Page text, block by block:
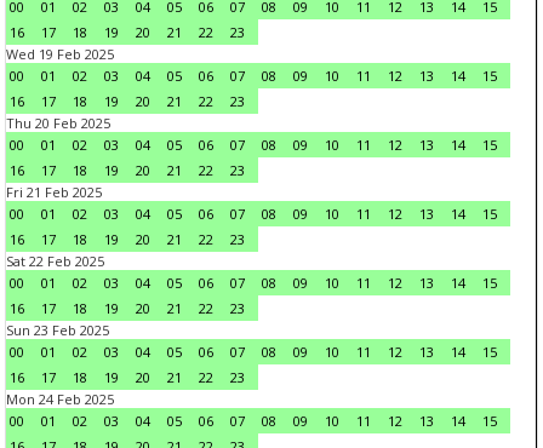
00
01 02 03 04 05 06 07 08 09 10 11 12 13 14
15
16
17 18 19 20 21 22
23
Wed 19 Feb 2025
00
01 02 03 04 05 06 07 08 09 10 11 12 13 14
15
16
17 18 19 20 21 22
23
Thu 20 Feb 2025
00
01 02 03 04 05 06 07 08 09 10 11 12 13 14
15
16
17 18 19 20 21 22
23
Fri 21 Feb 2025
00
01 02 03 04 05 06 07 08 09 10 11 12 13 14
15
16
17 18 19 20 21 22
23
Sat 22 Feb 2025
00
01 02 03 04 05 06 07 08 09 10 11 12 13 14
15
16
17 18 19 20 21 22
23
Sun 23 Feb 2025
00
01 02 03 04 05 06 07 08 09 10 11 12 13 14
15
16
17 18 19 20 21 22
23
Mon 24 Feb 2025
00
01 02 03 04 05 06 07 08 09 10 11 12 13 14
15